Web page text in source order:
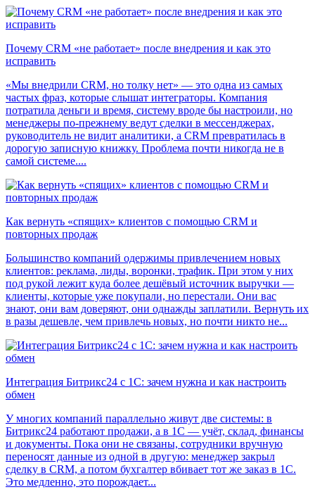
Почему CRM «не работает» после внедрения и как это
исправить
«Мы внедрили CRM, но толку нет» — это одна из самых
частых фраз, которые слышат интеграторы. Компания
потратила деньги и время, систему вроде бы настроили, но
менеджеры по-прежнему ведут сделки в мессенджерах,
руководитель не видит аналитики, а CRM превратилась в
дорогую записную книжку. Проблема почти никогда не в
самой системе....
Как вернуть «спящих» клиентов с помощью CRM и
повторных продаж
Большинство компаний одержимы привлечением новых
клиентов: реклама, лиды, воронки, трафик. При этом у них
под рукой лежит куда более дешёвый источник выручки —
клиенты, которые уже покупали, но перестали. Они вас
знают, они вам доверяют, они однажды заплатили. Вернуть их
в разы дешевле, чем привлечь новых, но почти никто не...
Интеграция Битрикс24 с 1С: зачем нужна и как настроить
обмен
У многих компаний параллельно живут две системы: в
Битрикс24 работают продажи, а в 1С — учёт, склад, финансы
и документы. Пока они не связаны, сотрудники вручную
переносят данные из одной в другую: менеджер закрыл
сделку в CRM, а потом бухгалтер вбивает тот же заказ в 1С.
Это медленно, это порождает...